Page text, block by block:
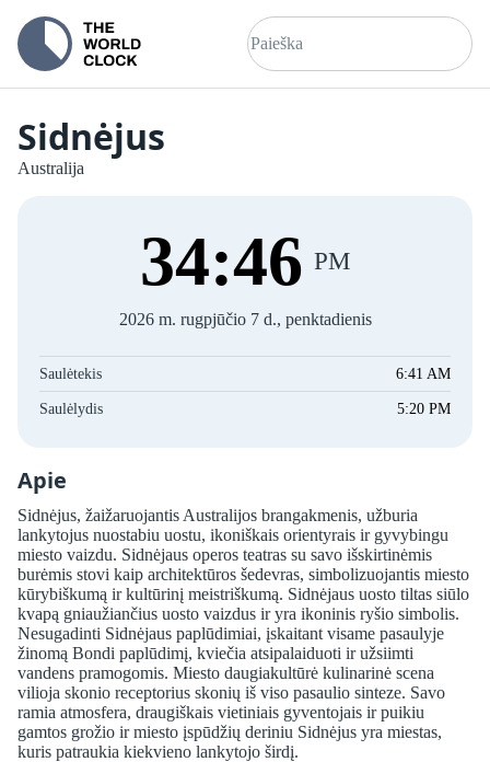
Sidnėjus
Australija
34:46 PM
2026 m. rugpjūčio 7 d., penktadienis
Saulėtekis 6:41 AM
Saulėlydis 5:20 PM
Apie
Sidnėjus, žaižaruojantis Australijos brangakmenis, užburia
lankytojus nuostabiu uostu, ikoniškais orientyrais ir gyvybingu
miesto vaizdu. Sidnėjaus operos teatras su savo išskirtinėmis
burėmis stovi kaip architektūros šedevras, simbolizuojantis miesto
kūrybiškumą ir kultūrinį meistriškumą. Sidnėjaus uosto tiltas siūlo
kvapą gniaužiančius uosto vaizdus ir yra ikoninis ryšio simbolis.
Nesugadinti Sidnėjaus paplūdimiai, įskaitant visame pasaulyje
žinomą Bondi paplūdimį, kviečia atsipalaiduoti ir užsiimti
vandens pramogomis. Miesto daugiakultūrė kulinarinė scena
vilioja skonio receptorius skonių iš viso pasaulio sinteze. Savo
ramia atmosfera, draugiškais vietiniais gyventojais ir puikiu
gamtos grožio ir miesto įspūdžių deriniu Sidnėjus yra miestas,
kuris patraukia kiekvieno lankytojo širdį.